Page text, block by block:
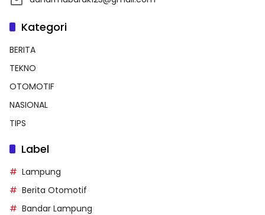
Kategori
BERITA
TEKNO
OTOMOTIF
NASIONAL
TIPS
Label
Lampung
Berita Otomotif
Bandar Lampung